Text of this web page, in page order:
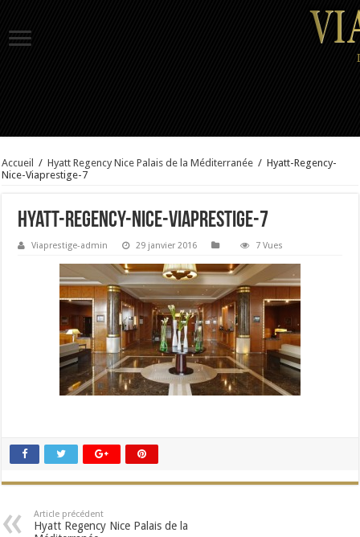
Accueil / Hyatt Regency Nice Palais de la Méditerranée / Hyatt-Regency-
Nice-Viaprestige-7
Hyatt-Regency-Nice-Viaprestige-7
Viaprestige-admin 29 janvier 2016 7 Vues
Article précédent
Hyatt Regency Nice Palais de la